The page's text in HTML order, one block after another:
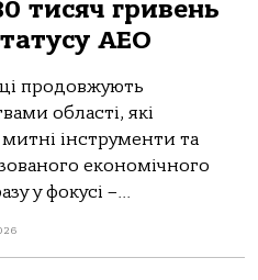
тисяч гривень
АЕО
продовжують
області, які
інструменти та
економічного
у фокусі –...